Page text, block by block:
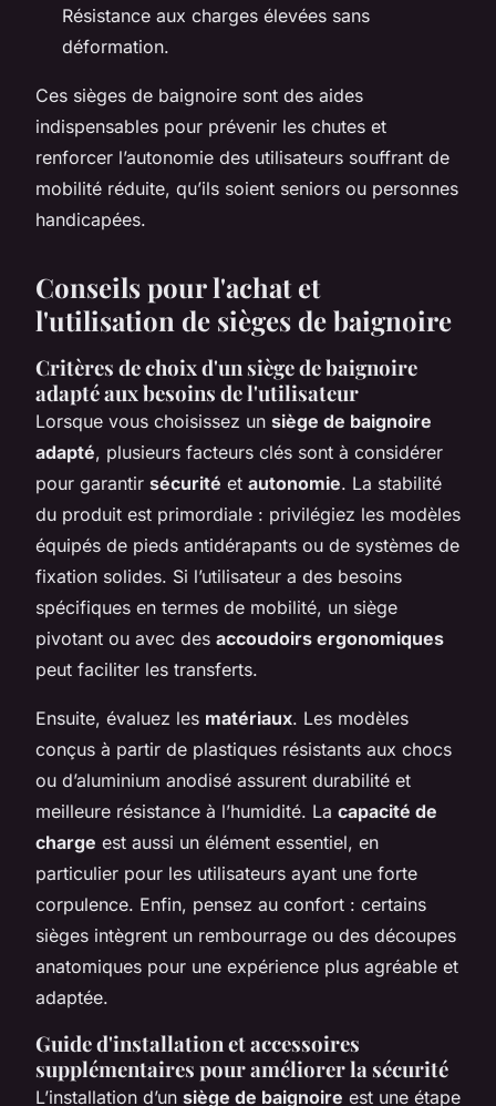
Résistance aux charges élevées sans
déformation.
Ces sièges de baignoire sont des aides
indispensables pour prévenir les chutes et
renforcer l’autonomie des utilisateurs souffrant de
mobilité réduite, qu’ils soient seniors ou personnes
handicapées.
Conseils pour l'achat et
l'utilisation de sièges de baignoire
Critères de choix d'un siège de baignoire
adapté aux besoins de l'utilisateur
Lorsque vous choisissez un siège de baignoire
adapté, plusieurs facteurs clés sont à considérer
pour garantir sécurité et autonomie. La stabilité
du produit est primordiale : privilégiez les modèles
équipés de pieds antidérapants ou de systèmes de
fixation solides. Si l’utilisateur a des besoins
spécifiques en termes de mobilité, un siège
pivotant ou avec des accoudoirs ergonomiques
peut faciliter les transferts.
Ensuite, évaluez les matériaux. Les modèles
conçus à partir de plastiques résistants aux chocs
ou d’aluminium anodisé assurent durabilité et
meilleure résistance à l’humidité. La capacité de
charge est aussi un élément essentiel, en
particulier pour les utilisateurs ayant une forte
corpulence. Enfin, pensez au confort : certains
sièges intègrent un rembourrage ou des découpes
anatomiques pour une expérience plus agréable et
adaptée.
Guide d'installation et accessoires
supplémentaires pour améliorer la sécurité
L’installation d’un siège de baignoire est une étape